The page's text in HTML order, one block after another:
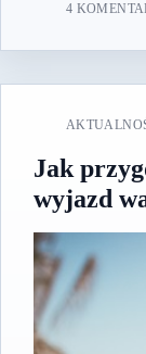
4
Jak
wyjazd